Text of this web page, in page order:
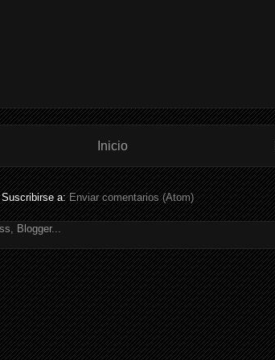
Inicio
Suscribirse a:Enviar comentarios (Atom)